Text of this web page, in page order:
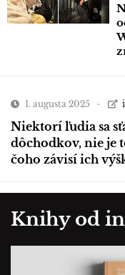
1. augusta 2025
Niektorí ľudia sa
dôchodkov, nie je
čoho závisí ich
Knihy od